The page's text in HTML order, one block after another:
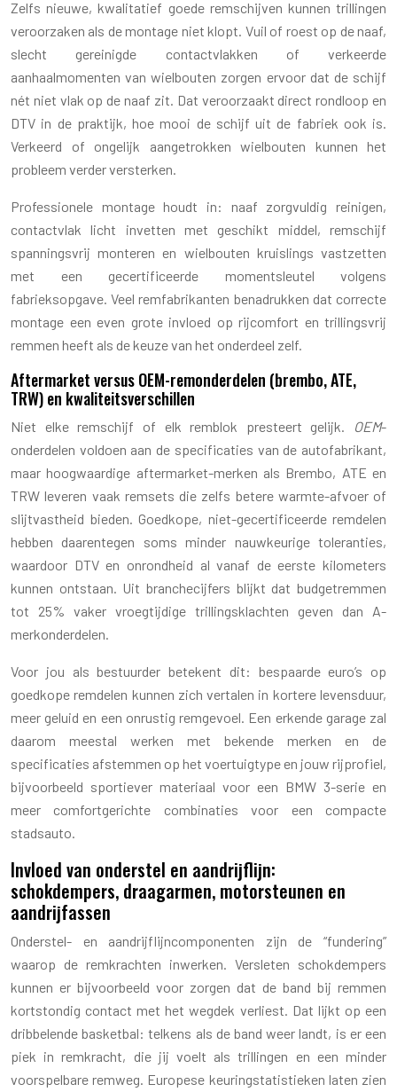
Zelfs nieuwe, kwalitatief goede remschijven kunnen trillingen
veroorzaken als de montage niet klopt. Vuil of roest op de naaf,
slecht gereinigde contactvlakken of verkeerde
aanhaalmomenten van wielbouten zorgen ervoor dat de schijf
nét niet vlak op de naaf zit. Dat veroorzaakt direct rondloop en
DTV in de praktijk, hoe mooi de schijf uit de fabriek ook is.
Verkeerd of ongelijk aangetrokken wielbouten kunnen het
probleem verder versterken.
Professionele montage houdt in: naaf zorgvuldig reinigen,
contactvlak licht invetten met geschikt middel, remschijf
spanningsvrij monteren en wielbouten kruislings vastzetten
met een gecertificeerde momentsleutel volgens
fabrieksopgave. Veel remfabrikanten benadrukken dat correcte
montage een even grote invloed op rijcomfort en trillingsvrij
remmen heeft als de keuze van het onderdeel zelf.
Aftermarket versus OEM-remonderdelen (brembo, ATE,
TRW) en kwaliteitsverschillen
Niet elke remschijf of elk remblok presteert gelijk. OEM-
onderdelen voldoen aan de specificaties van de autofabrikant,
maar hoogwaardige aftermarket-merken als Brembo, ATE en
TRW leveren vaak remsets die zelfs betere warmte-afvoer of
slijtvastheid bieden. Goedkope, niet-gecertificeerde remdelen
hebben daarentegen soms minder nauwkeurige toleranties,
waardoor DTV en onrondheid al vanaf de eerste kilometers
kunnen ontstaan. Uit branchecijfers blijkt dat budgetremmen
tot 25% vaker vroegtijdige trillingsklachten geven dan A-
merkonderdelen.
Voor jou als bestuurder betekent dit: bespaarde euro’s op
goedkope remdelen kunnen zich vertalen in kortere levensduur,
meer geluid en een onrustig remgevoel. Een erkende garage zal
daarom meestal werken met bekende merken en de
specificaties afstemmen op het voertuigtype en jouw rijprofiel,
bijvoorbeeld sportiever materiaal voor een BMW 3-serie en
meer comfortgerichte combinaties voor een compacte
stadsauto.
Invloed van onderstel en aandrijflijn:
schokdempers, draagarmen, motorsteunen en
aandrijfassen
Onderstel- en aandrijflijncomponenten zijn de “fundering”
waarop de remkrachten inwerken. Versleten schokdempers
kunnen er bijvoorbeeld voor zorgen dat de band bij remmen
kortstondig contact met het wegdek verliest. Dat lijkt op een
dribbelende basketbal: telkens als de band weer landt, is er een
piek in remkracht, die jij voelt als trillingen en een minder
voorspelbare remweg. Europese keuringstatistieken laten zien